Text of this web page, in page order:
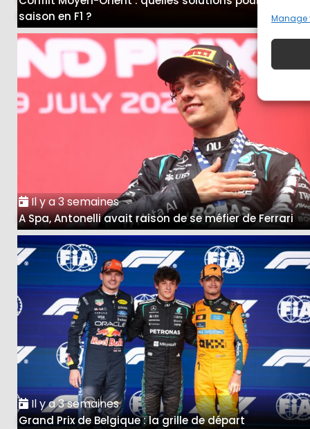
Manage
saison en F1 ?
Il y a 3 semaines
A Spa, Antonelli avait raison de se méfier de Ferrari
Il y a 3 semaines
Grand Prix de Belgique : la grille de départ